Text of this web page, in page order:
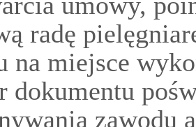
radę
na miejsce
dokumentu
zawodu